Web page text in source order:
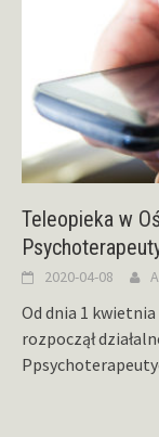
Teleopieka w
2020-04-08
Od dnia 1
rozpoczął